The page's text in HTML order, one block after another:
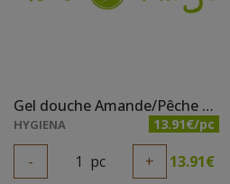
Gel douche Amande/Pêche de vigne bio 1 litre Natessence
HYGIENA 13.91€/pc
- 1 pc + 13.91€